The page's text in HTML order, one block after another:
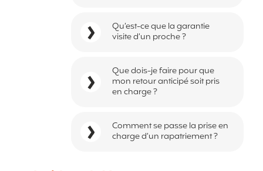
Qu’est-ce que la garantie
visite d’un proche ?
Que dois-je faire pour que
mon retour anticipé soit pris
en charge ?
Comment se passe la prise en
charge d’un rapatriement ?